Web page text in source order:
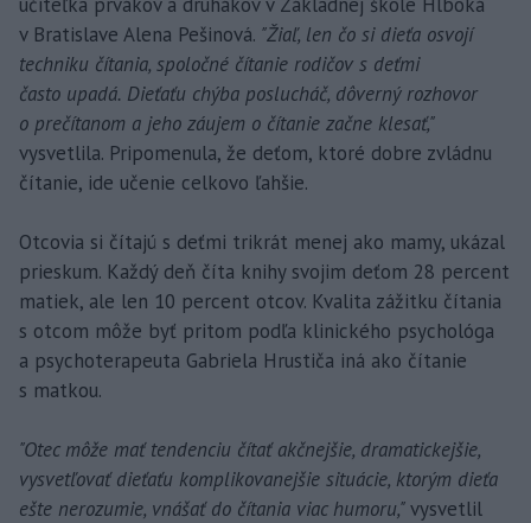
v Bratislave Alena Pešinová. "Žiaľ, len čo si dieťa osvojí
techniku čítania, spoločné čítanie rodičov s deťmi
často upadá. Dieťaťu chýba poslucháč, dôverný rozhovor
o prečítanom a jeho záujem o čítanie začne klesať,"
vysvetlila. Pripomenula, že deťom, ktoré dobre zvládnu
čítanie, ide učenie celkovo ľahšie.
Otcovia si čítajú s deťmi trikrát menej ako mamy, ukázal
prieskum. Každý deň číta knihy svojim deťom 28 percent
matiek, ale len 10 percent otcov. Kvalita zážitku čítania
s otcom môže byť pritom podľa klinického psychológa
a psychoterapeuta Gabriela Hrustiča iná ako čítanie
s matkou.
"Otec môže mať tendenciu čítať akčnejšie, dramatickejšie,
vysvetľovať dieťaťu komplikovanejšie situácie, ktorým dieťa
ešte nerozumie, vnášať do čítania viac humoru,"vysvetlil